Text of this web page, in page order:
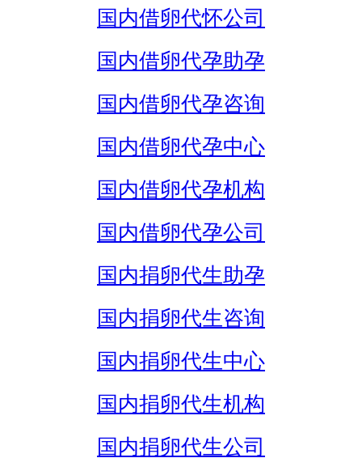
国内借卵代怀公司
国内借卵代孕助孕
国内借卵代孕咨询
国内借卵代孕中心
国内借卵代孕机构
国内借卵代孕公司
国内捐卵代生助孕
国内捐卵代生咨询
国内捐卵代生中心
国内捐卵代生机构
国内捐卵代生公司